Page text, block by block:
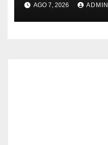
AGO 7, 2026 ADMIN